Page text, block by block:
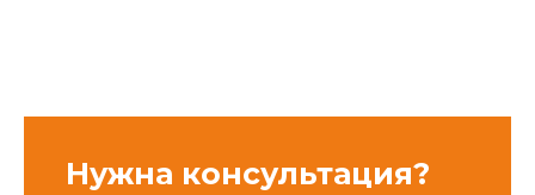
Нужна консультация?